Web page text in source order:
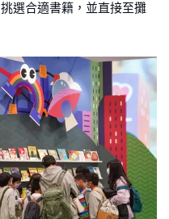
選合適書籍，並直接至攤